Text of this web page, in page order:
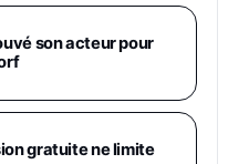
Go Violet
Tiers)
Casque Enfant - Bleu &
Blanc
Tiers)
son acteur pour
gratuite ne limite